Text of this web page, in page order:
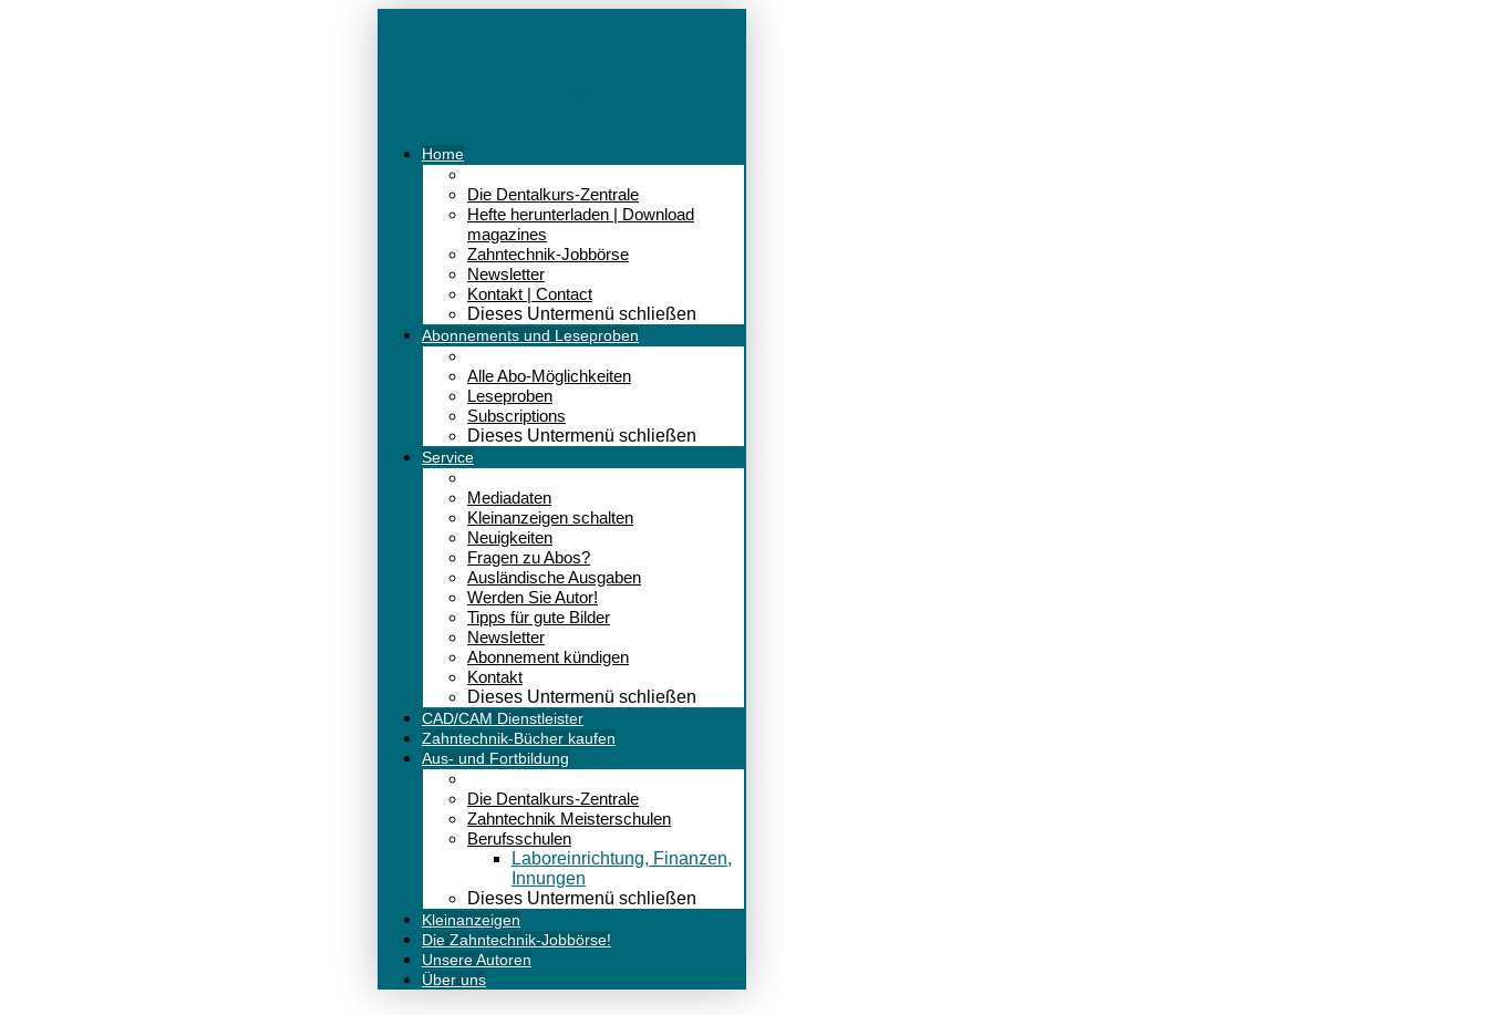
Home
Die Dentalkurs-Zentrale
Hefte herunterladen | Download
magazines
Zahntechnik-Jobbörse
Newsletter
Kontakt | Contact
Dieses Untermenü schließen
Abonnements und Leseproben
Alle Abo-Möglichkeiten
Leseproben
Subscriptions
Dieses Untermenü schließen
Service
Mediadaten
Kleinanzeigen schalten
Neuigkeiten
Fragen zu Abos?
Ausländische Ausgaben
Werden Sie Autor!
Tipps für gute Bilder
Newsletter
Abonnement kündigen
Kontakt
Dieses Untermenü schließen
CAD/CAM Dienstleister
Zahntechnik-Bücher kaufen
Aus- und Fortbildung
Die Dentalkurs-Zentrale
Zahntechnik Meisterschulen
Berufsschulen
Laboreinrichtung, Finanzen,
Innungen
Dieses Untermenü schließen
Kleinanzeigen
Die Zahntechnik-Jobbörse!
Unsere Autoren
Über uns